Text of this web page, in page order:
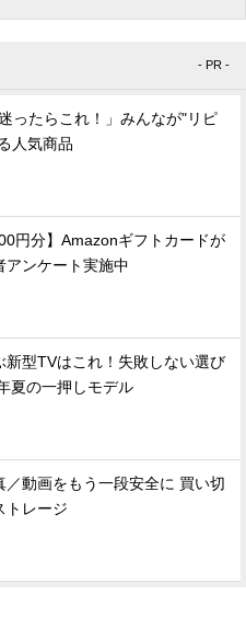
- PR -
ったらこれ！」みんなが"リピ
人気商品
円分】Amazonギフトカードが
アンケート実施中
新型TVはこれ！失敗しない選び
夏の一押しモデル
／動画をもう一段安全に 買い切
トレージ